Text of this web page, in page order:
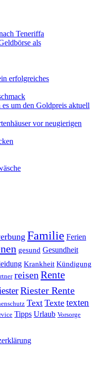
Teneriffa
als
erfolgreiches
um den Goldpreis aktuell
vor neugierigen
Familie Ferien
gesund Gesundheit
Krankheit Kündigung
reisen Rente
Riester Rente
Text Texte texten
Tipps Urlaub Vorsorge